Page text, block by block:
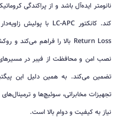
نانومتر ایده‌آل باشد و از پراکندگی
Return Loss بالا را فراهم می‌کند و روکش
نصب امن و محافظت از فیبر در
تضمین می‌کند. به همین دلیل این
تجهیزات مخابراتی، سوئیچ‌ها و
نیاز به کیفیت و دوام بالا است.